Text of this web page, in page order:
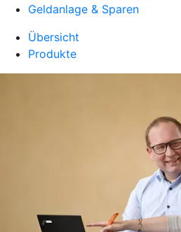
Geldanlage & Sparen
Übersicht
Produkte